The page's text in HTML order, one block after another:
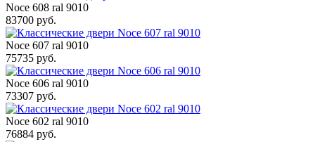
Noce 608 ral 9010
83700 руб.
Noce 607 ral 9010
75735 руб.
Noce 606 ral 9010
73307 руб.
Noce 602 ral 9010
76884 руб.